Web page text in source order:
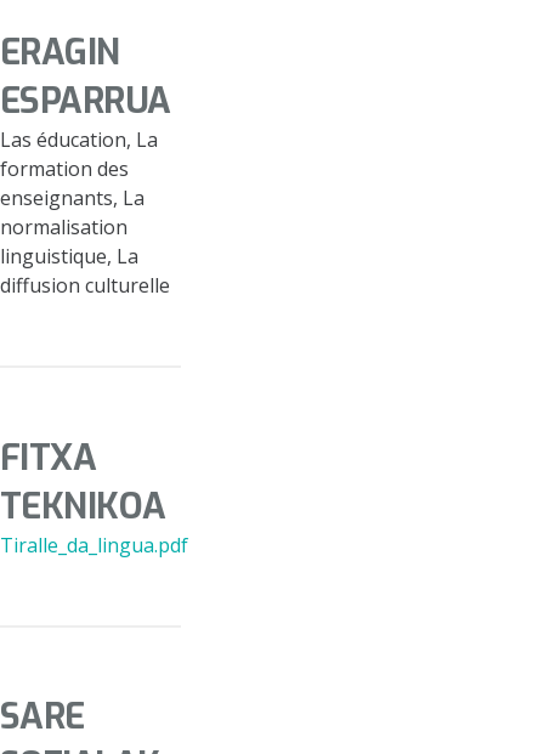
ERAGIN
ESPARRUA
Las éducation, La
formation des
enseignants, La
normalisation
linguistique, La
diffusion culturelle
FITXA
TEKNIKOA
Tiralle_da_lingua.pdf
SARE